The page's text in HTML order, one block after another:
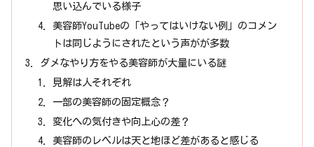
思い込んでいる様子
美容師YouTubeの「やってはいけない例」のコメン
トは同じようにされたという声がが多数
ダメなやり方をやる美容師が大量にいる謎
見解は人それぞれ
一部の美容師の固定概念？
変化への気付きや向上心の差？
美容師のレベルは天と地ほど差があると感じる